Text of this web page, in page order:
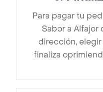
Para pagar tu
Sabor a
dirección,
finaliza